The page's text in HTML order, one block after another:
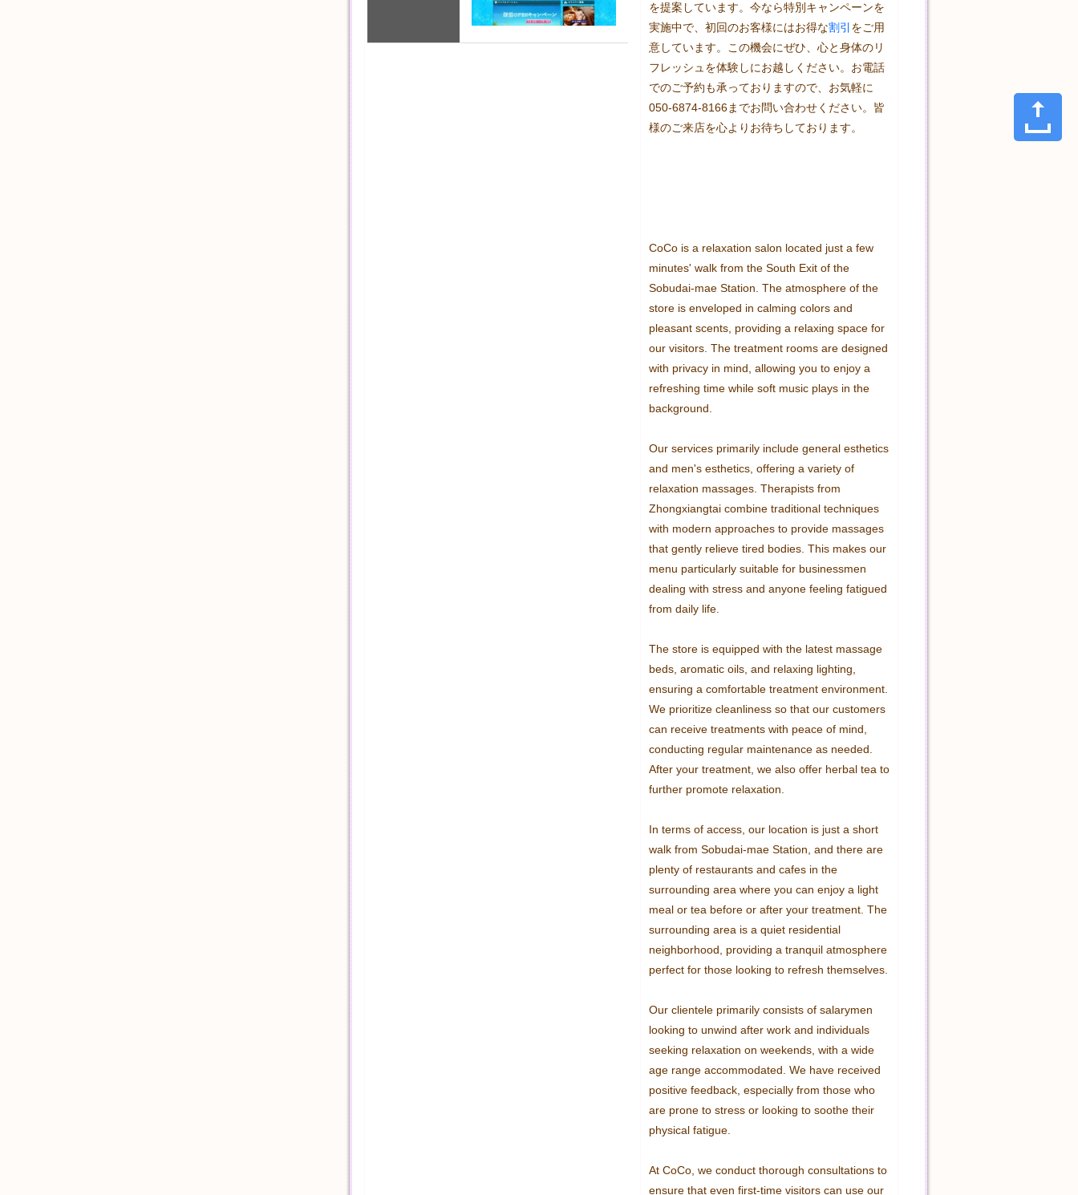
を提案しています。今なら特別キャンペーンを
実施中で、初回のお客様にはお得な割引 をご用
意しています。この機会にぜひ、心と身体のリ
フレッシュを体験しにお越しください。お電話
でのご予約も承っておりますので、お気軽に
050-6874-8166までお問い合わせください。皆
様のご来店を心よりお待ちしております。
CoCo is a relaxation salon located just a few
minutes' walk from the South Exit of the
Sobudai-mae Station. The atmosphere of the
store is enveloped in calming colors and
pleasant scents, providing a relaxing space for
our visitors. The treatment rooms are designed
with privacy in mind, allowing you to enjoy a
refreshing time while soft music plays in the
background.
Our services primarily include general esthetics
and men's esthetics, offering a variety of
relaxation massages. Therapists from
Zhongxiangtai combine traditional techniques
with modern approaches to provide massages
that gently relieve tired bodies. This makes our
menu particularly suitable for businessmen
dealing with stress and anyone feeling fatigued
from daily life.
The store is equipped with the latest massage
beds, aromatic oils, and relaxing lighting,
ensuring a comfortable treatment environment.
We prioritize cleanliness so that our customers
can receive treatments with peace of mind,
conducting regular maintenance as needed.
After your treatment, we also offer herbal tea to
further promote relaxation.
In terms of access, our location is just a short
walk from Sobudai-mae Station, and there are
plenty of restaurants and cafes in the
surrounding area where you can enjoy a light
meal or tea before or after your treatment. The
surrounding area is a quiet residential
neighborhood, providing a tranquil atmosphere
perfect for those looking to refresh themselves.
Our clientele primarily consists of salarymen
looking to unwind after work and individuals
seeking relaxation on weekends, with a wide
age range accommodated. We have received
positive feedback, especially from those who
are prone to stress or looking to soothe their
physical fatigue.
At CoCo, we conduct thorough consultations to
ensure that even first-time visitors can use our